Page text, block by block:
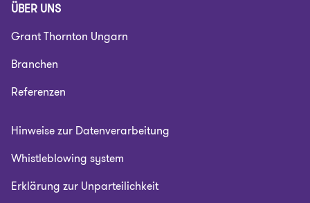
ÜBER UNS
Grant Thornton Ungarn
Branchen
Referenzen
Hinweise zur Datenverarbeitung
Whistleblowing system
Erklärung zur Unparteilichkeit